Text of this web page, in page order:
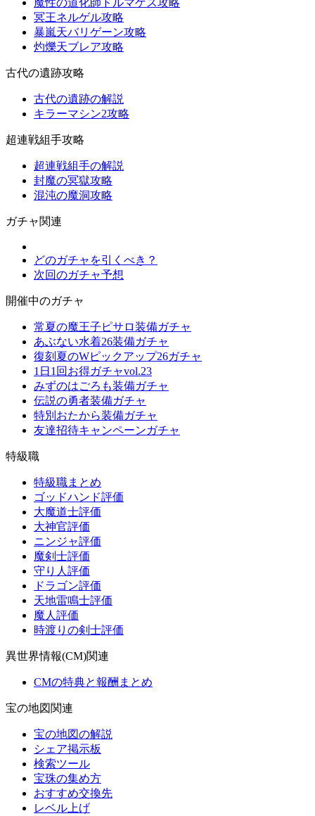
魔性の道化師ドルマゲス攻略
冥王ネルゲル攻略
暴嵐天バリゲーン攻略
灼爍天ブレア攻略
古代の遺跡攻略
古代の遺跡の解説
キラーマシン2攻略
超連戦組手攻略
超連戦組手の解説
封魔の冥獄攻略
混沌の魔洞攻略
ガチャ関連
どのガチャを引くべき？
次回のガチャ予想
開催中のガチャ
常夏の魔王子ピサロ装備ガチャ
あぶない水着26装備ガチャ
復刻夏のWピックアップ26ガチャ
1日1回お得ガチャvol.23
みずのはごろも装備ガチャ
伝説の勇者装備ガチャ
特別おたから装備ガチャ
友達招待キャンペーンガチャ
特級職
特級職まとめ
ゴッドハンド評価
大魔道士評価
大神官評価
ニンジャ評価
魔剣士評価
守り人評価
ドラゴン評価
天地雷鳴士評価
魔人評価
時渡りの剣士評価
異世界情報(CM)関連
CMの特典と報酬まとめ
宝の地図関連
宝の地図の解説
シェア掲示板
検索ツール
宝珠の集め方
おすすめ交換先
レベル上げ